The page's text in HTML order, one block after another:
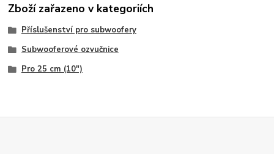
Zboží zařazeno v kategoriích
Příslušenství pro subwoofery
Subwooferové ozvučnice
Pro 25 cm (10")